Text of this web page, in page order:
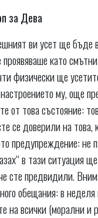
за Дева
ви усет ще бъде
проявяваше като
физически ще
му, още
от това състояние:
се доверили на това,
предупреждение: не
в тази ситуация
сте предвидили.
обещания: в
на всички (морални и